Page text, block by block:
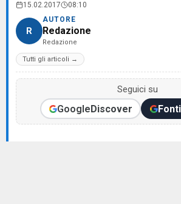
15.02.2017 08:10
R
AUTORE
Redazione
Redazione
Tutti gli articoli →
Seguici su
GoogleDiscover